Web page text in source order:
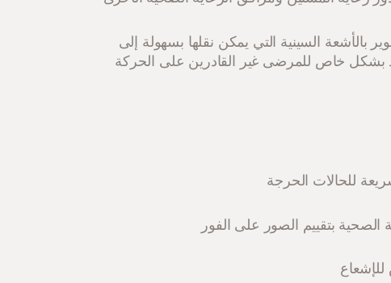
بالأشعة السينية التي يمكن نقلها بسهولة إلى
بشكل خاص للمرضى غير القادرين على الحركة
للحالات الحرجة
بتقييم الصور على الفور